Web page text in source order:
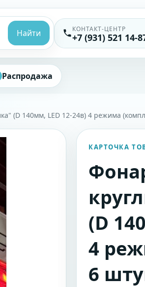
Найти КОНТАКТ-ЦЕНТР
+7 (931) 521 14-
Распродажа
(D 140мм, LED 12-24в) 4 режима
КАРТОЧКА
(D
4
6